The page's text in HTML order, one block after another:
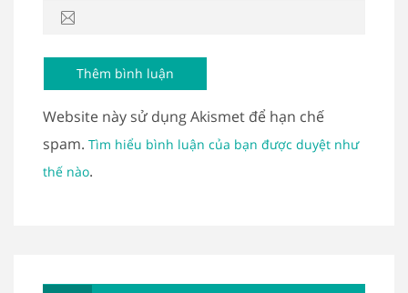
Website này sử dụng Akismet để hạn chế
spam. Tìm hiểu bình luận của bạn được duyệt như
thế nào.